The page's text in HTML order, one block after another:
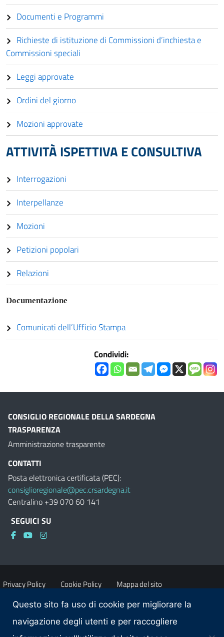
Documenti e Programmi
Richieste di istituzione di Commissioni d’inchiesta e
Commissioni speciali
Leggi approvate
Ordini del giorno
Mozioni approvate
ATTIVITÀ ISPETTIVA E CONSULTIVA
Interrogazioni
Interpellanze
Mozioni
Petizioni popolari
Relazioni
Documentazione
Comunicati dell’Ufficio Stampa
Condividi:
CONSIGLIO REGIONALE DELLA SARDEGNA
TRASPARENZA
Amministrazione trasparente
CONTATTI
Posta elettronica certificata (PEC):
consiglioregionale@pec.crsardegna.it
Centralino +39 070 60 141
SEGUICI SU
Privacy Policy Cookie Policy Mappa del sito
Accessibilità Dichiarazione di accessibilità
Questo sito fa uso di cookie per migliorare la
navigazione degli utenti e per raccogliere